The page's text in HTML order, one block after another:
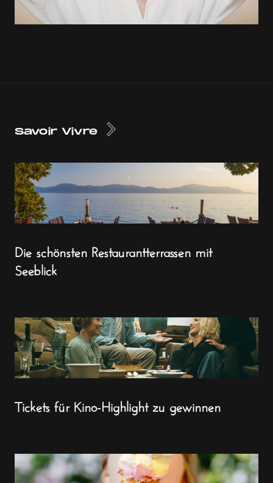
Savoir Vivre
Die schönsten Restaurantterrassen mit
Seeblick
Tickets für Kino-Highlight zu gewinnen